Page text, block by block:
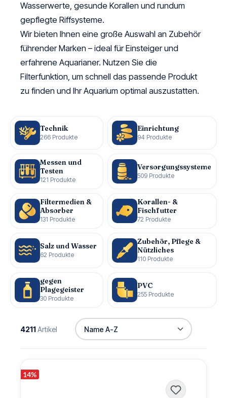
Wasserwerte, gesunde Korallen und rundum
gepflegte Riffsysteme.
Wir bieten Ihnen eine große Auswahl an Zubehör
führender Marken – ideal für Einsteiger und
erfahrene Aquarianer. Nutzen Sie die
Filterfunktion, um schnell das passende Produkt
zu finden und Ihr Aquarium optimal auszustatten.
Technik
266 Produkte
Einrichtung
94 Produkte
Messen und
Testen
121 Produkte
Versorgungssysteme
509 Produkte
Filtermedien &
Absorber
131 Produkte
Korallen- &
Fischfutter
72 Produkte
Salz und Wasser
62 Produkte
Zubehör, Pflege &
Nützliches
110 Produkte
gegen
Plagegeister
30 Produkte
PVC
255 Produkte
4211Artikel
14%